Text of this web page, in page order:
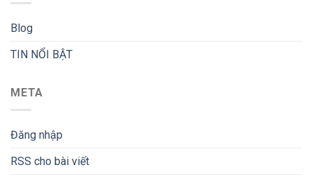
Blog
TIN NỔI BẬT
META
Đăng nhập
RSS cho bài viết